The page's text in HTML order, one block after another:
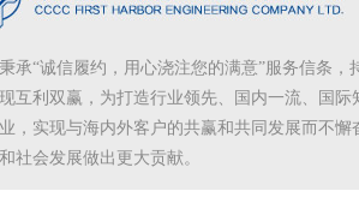
秉承“诚信履约，用心浇注您的满意”服务信条，
互利双赢，为打造行业领先、国内一流、国际
，实现与海内外客户的共赢和共同发展而不懈
社会发展做出更大贡献。